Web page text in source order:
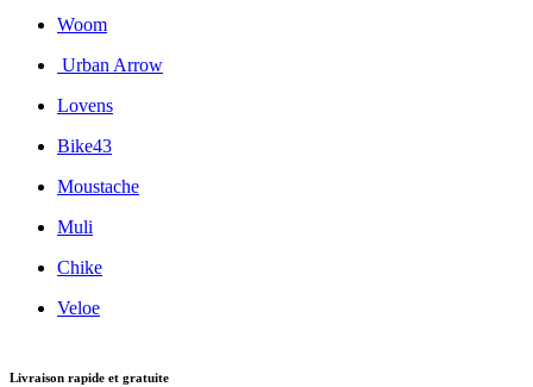
Woom
Urban Arrow
Lovens
Bike43
Moustache
Muli
Chike
Veloe
Livraison rapide et gratuite